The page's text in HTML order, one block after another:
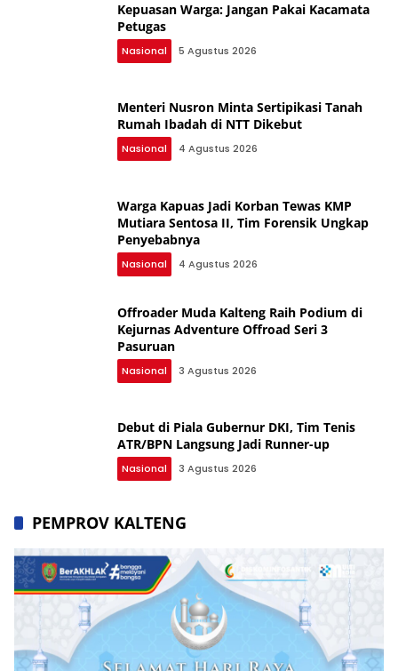
Kepuasan Warga: Jangan Pakai Kacamata
Petugas
Nasional 5 Agustus 2026
Menteri Nusron Minta Sertipikasi Tanah
Rumah Ibadah di NTT Dikebut
Nasional 4 Agustus 2026
Warga Kapuas Jadi Korban Tewas KMP
Mutiara Sentosa II, Tim Forensik Ungkap
Penyebabnya
Nasional 4 Agustus 2026
Offroader Muda Kalteng Raih Podium di
Kejurnas Adventure Offroad Seri 3
Pasuruan
Nasional 3 Agustus 2026
Debut di Piala Gubernur DKI, Tim Tenis
ATR/BPN Langsung Jadi Runner-up
Nasional 3 Agustus 2026
PEMPROV KALTENG